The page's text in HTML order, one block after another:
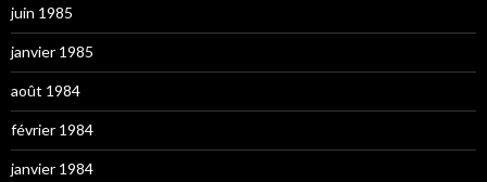
juin 1985
janvier 1985
août 1984
février 1984
janvier 1984